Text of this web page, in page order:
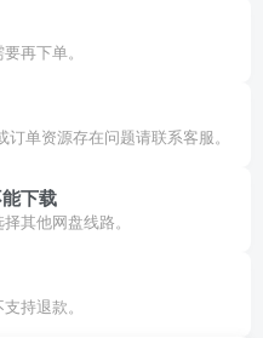
再下单。
单资源存在问题请联系客服。
下载
其他网盘线路。
持退款。